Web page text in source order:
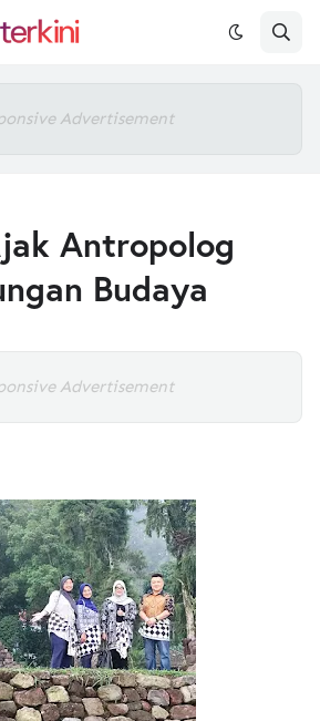
Advertisement
Antropolog
Budaya
Advertisement